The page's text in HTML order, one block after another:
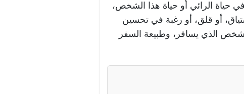
الرائي أو حياة هذا الشخص،
أو قلق، أو رغبة في تحسين
الذي يسافر، وطبيعة السفر